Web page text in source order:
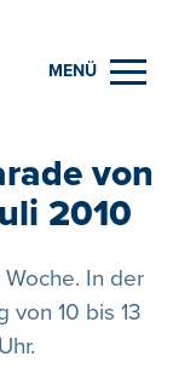
MENÜ
von
2010
In der
von 10 bis 13